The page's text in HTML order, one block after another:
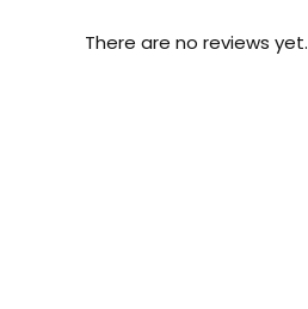
There are no reviews yet.